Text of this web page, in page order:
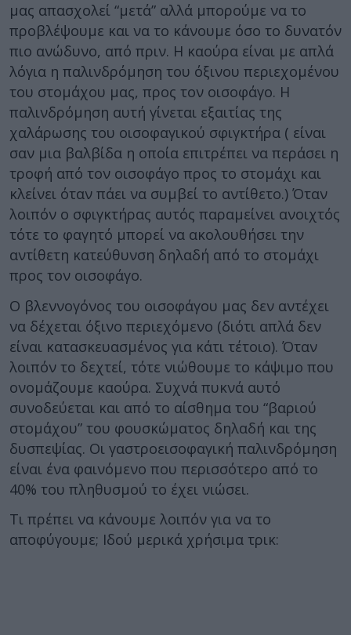
μας απασχολεί “μετά” αλλά μπορούμε να το
προβλέψουμε και να το κάνουμε όσο το δυνατόν
πιο ανώδυνο, από πριν. Η καούρα είναι με απλά
λόγια η παλινδρόμηση του όξινου περιεχομένου
του στομάχου μας, προς τον οισοφάγο. Η
παλινδρόμηση αυτή γίνεται εξαιτίας της
χαλάρωσης του οισοφαγικού σφιγκτήρα ( είναι
σαν μια βαλβίδα η οποία επιτρέπει να περάσει η
τροφή από τον οισοφάγο προς το στομάχι και
κλείνει όταν πάει να συμβεί το αντίθετο.) Όταν
λοιπόν ο σφιγκτήρας αυτός παραμείνει ανοιχτός
τότε το φαγητό μπορεί να ακολουθήσει την
αντίθετη κατεύθυνση δηλαδή από το στομάχι
προς τον οισοφάγο.
Ο βλεννογόνος του οισοφάγου μας δεν αντέχει
να δέχεται όξινο περιεχόμενο (διότι απλά δεν
είναι κατασκευασμένος για κάτι τέτοιο). Όταν
λοιπόν το δεχτεί, τότε νιώθουμε το κάψιμο που
ονομάζουμε καούρα. Συχνά πυκνά αυτό
συνοδεύεται και από το αίσθημα του “βαριού
στομάχου” του φουσκώματος δηλαδή και της
δυσπεψίας. Οι γαστροεισοφαγική παλινδρόμηση
είναι ένα φαινόμενο που περισσότερο από το
40% του πληθυσμού το έχει νιώσει.
Τι πρέπει να κάνουμε λοιπόν για να το
αποφύγουμε; Ιδού μερικά χρήσιμα τρικ: